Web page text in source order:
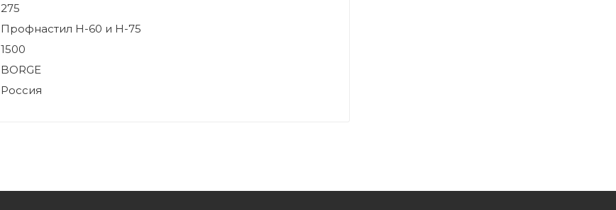
275
Профнастил Н-60 и Н-75
1500
BORGE
Россия